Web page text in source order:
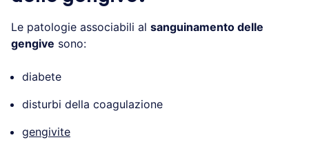
Le patologie associabili al sanguinamento delle
gengive sono:
diabete
disturbi della coagulazione
gengivite